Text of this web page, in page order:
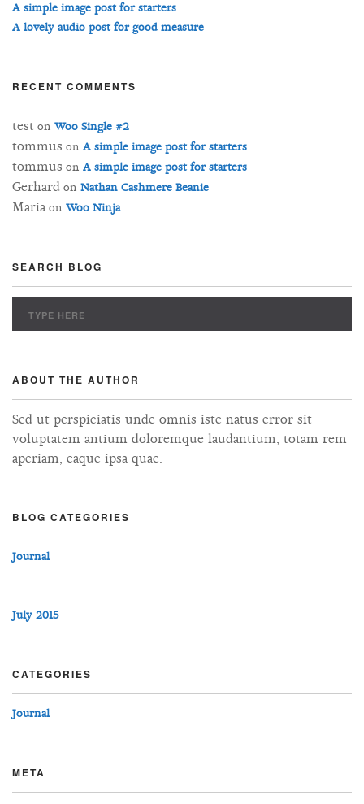
A simple image post for starters
A lovely audio post for good measure
RECENT COMMENTS
test on Woo Single #2
tommus on A simple image post for starters
tommus on A simple image post for starters
Gerhard on Nathan Cashmere Beanie
Maria on Woo Ninja
SEARCH BLOG
ABOUT THE AUTHOR
Sed ut perspiciatis unde omnis iste natus error sit
voluptatem antium doloremque laudantium, totam rem
aperiam, eaque ipsa quae.
BLOG CATEGORIES
Journal
July 2015
CATEGORIES
Journal
META